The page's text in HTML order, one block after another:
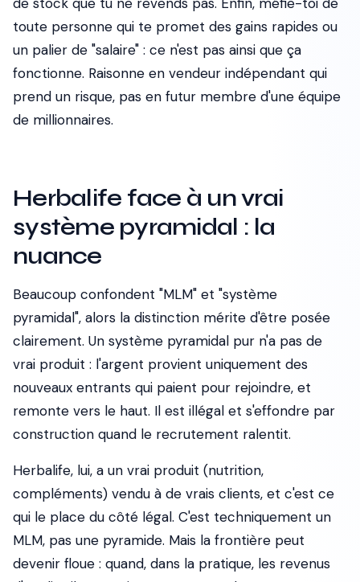
toute personne qui te promet des gains rapides ou
un palier de "salaire" : ce n'est pas ainsi que ça
fonctionne. Raisonne en vendeur indépendant qui
prend un risque, pas en futur membre d'une équipe
de millionnaires.
Herbalife face à un vrai
système pyramidal : la
nuance
Beaucoup confondent "MLM" et "système
pyramidal", alors la distinction mérite d'être posée
clairement. Un système pyramidal pur n'a pas de
vrai produit : l'argent provient uniquement des
nouveaux entrants qui paient pour rejoindre, et
remonte vers le haut. Il est illégal et s'effondre par
construction quand le recrutement ralentit.
Herbalife, lui, a un vrai produit (nutrition,
compléments) vendu à de vrais clients, et c'est ce
qui le place du côté légal. C'est techniquement un
MLM, pas une pyramide. Mais la frontière peut
devenir floue : quand, dans la pratique, les revenus